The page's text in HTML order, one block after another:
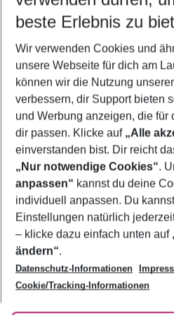
5-8
2 Erwachsene Keine Kinder
Mehr Filter
Footer
Footer navigation
Über uns
AGB
Bestpreisgarantie
Cookie-Einstellungen ändern
Cookie-Richtlinie
Agenturbetreuung
Barrierefreies Reisen
Folge uns
beste Erlebnis zu
Wir verwenden Cookies und
unsere Webseite für dich am
können wir die Nutzung
verbessern, dir Support bieten
und Werbung anzeigen, die für
dir passen. Klicke auf „Alle
einverstanden bist. Dir reicht
„Nur notwendige Cookies“.
anpassen“ kannst du deine
individuell anpassen. Du
Einstellungen natürlich
– klicke dazu einfach unten auf
ändern“.
Datenschutz-Informationen
Cookie/Tracking-Informationen